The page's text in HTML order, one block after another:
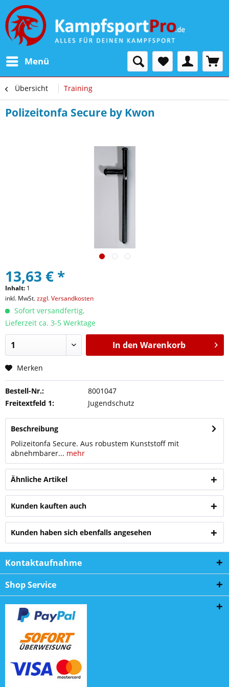
Menü
Übersicht Training
Polizeitonfa Secure by Kwon
13,63 € *
Inhalt: 1
inkl. MwSt.zzgl. Versandkosten
Sofort versandfertig,
Lieferzeit ca. 3-5 Werktage
In den Warenkorb
Merken
Bestell-Nr.:
8001047
Freitextfeld 1:
Jugendschutz
Beschreibung
Polizeitonfa Secure. Aus robustem Kunststoff mit
abnehmbarer... mehr
Ähnliche Artikel
Kunden kauften auch
Kunden haben sich ebenfalls angesehen
Kontaktaufnahme
Shop Service